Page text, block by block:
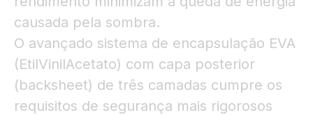
causada pela sombra.
O avançado sistema de encapsulação EVA
(EtilVinilAcetato) com capa posterior
(backsheet) de três camadas cumpre os
requisitos de segurança mais rigorosos